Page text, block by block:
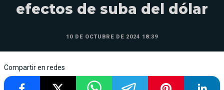
efectos de suba del dólar
10 DE OCTUBRE DE 2024 18:39
Compartir en redes